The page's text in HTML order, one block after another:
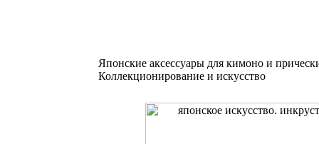
Японские аксессуары для кимоно и
Коллекционирование и искусство